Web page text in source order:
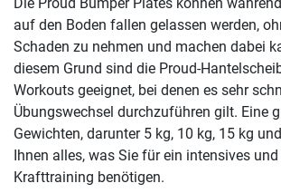
Die Proud Bumper Plates können
auf den Boden fallen gelassen werden,
Schaden zu nehmen und machen dabei
diesem Grund sind die Proud-
Workouts geeignet, bei denen es sehr
Übungswechsel durchzuführen gilt. Eine
Gewichten, darunter 5 kg, 10 kg, 15 kg
Ihnen alles, was Sie für ein intensives
Krafttraining benötigen.